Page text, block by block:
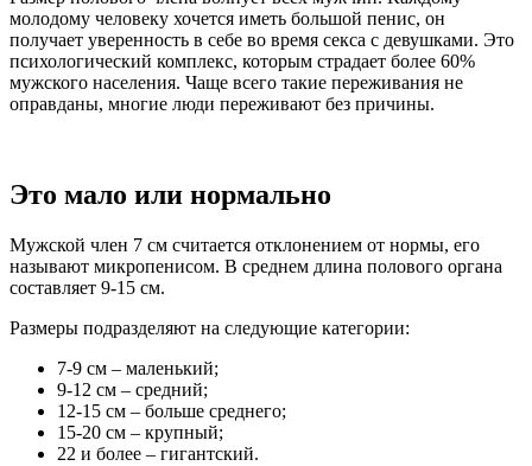
молодому человеку хочется иметь большой пенис, он
получает уверенность в себе во время секса с девушками. Это
психологический комплекс, которым страдает более 60%
мужского населения. Чаще всего такие переживания не
оправданы, многие люди переживают без причины.
Это мало или нормально
Мужской член 7 см считается отклонением от нормы, его
называют микропенисом. В среднем длина полового органа
составляет 9-15 см.
Размеры подразделяют на следующие категории:
7-9 см – маленький;
9-12 см – средний;
12-15 см – больше среднего;
15-20 см – крупный;
22 и более – гигантский.